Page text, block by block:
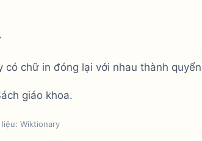
có chữ in đóng lại với nhau thành
giáo khoa.
Wiktionary